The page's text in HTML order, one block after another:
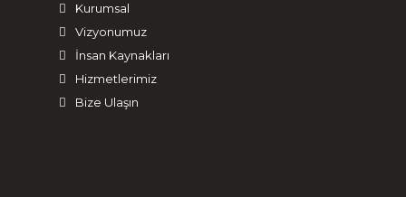
Kurumsal
Vizyonumuz
İnsan Kaynakları
Hizmetlerimiz
Bize Ulaşın